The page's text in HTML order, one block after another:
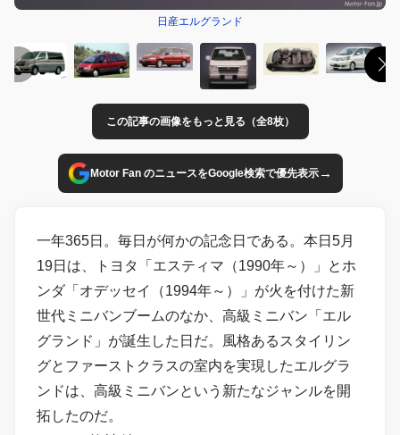
日産エルグランド
この記事の画像をもっと見る（全8枚）
Motor Fan のニュースをGoogle検索で優先表示→
一年365日。毎日が何かの記念日である。本日5月
19日は、トヨタ「エスティマ（1990年～）」とホ
ンダ「オデッセイ（1994年～）」が火を付けた新
世代ミニバンブームのなか、高級ミニバン「エル
グランド」が誕生した日だ。風格あるスタイリン
グとファーストクラスの室内を実現したエルグラ
ンドは、高級ミニバンという新たなジャンルを開
拓したのだ。